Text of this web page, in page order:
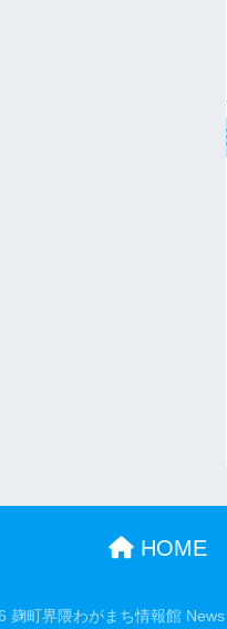
HOME
麹町界隈わがまち情報館